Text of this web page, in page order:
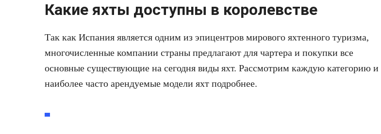
Какие яхты доступны в королевстве
Так как Испания является одним из эпицентров мирового яхтенного туризма,
многочисленные компании страны предлагают для чартера и покупки все
основные существующие на сегодня виды яхт. Рассмотрим каждую категорию и
наиболее часто арендуемые модели яхт подробнее.